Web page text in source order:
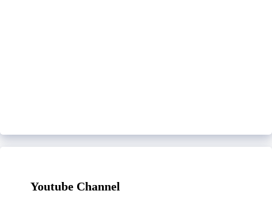
Youtube Channel